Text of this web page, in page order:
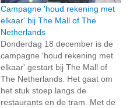
Campagne 'houd rekening met
elkaar' bij The Mall of The
Netherlands
Donderdag 18 december is de
campagne 'houd rekening met
elkaar' gestart bij The Mall of
The Netherlands. Het gaat om
het stuk stoep langs de
restaurants en de tram. Met de